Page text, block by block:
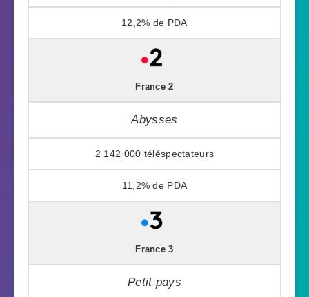
12,2%
France 2
Abysses
2 142 000
11,2%
France 3
Petit pays